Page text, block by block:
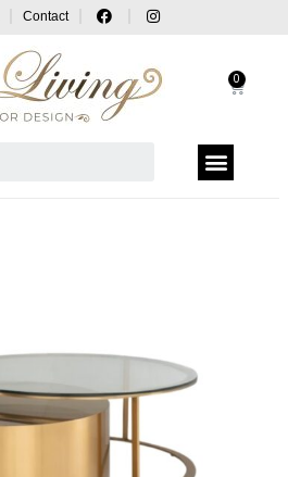
Contact
0